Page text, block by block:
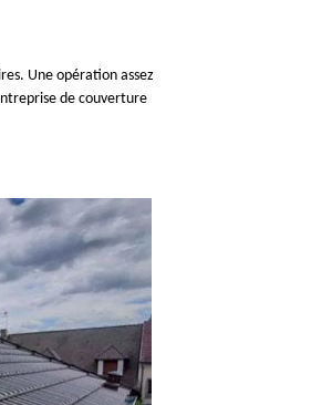
Une opération assez
de couverture